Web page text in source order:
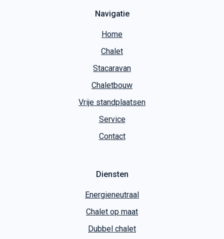
Navigatie
Home
Chalet
Stacaravan
Chaletbouw
Vrije standplaatsen
Service
Contact
Diensten
Energieneutraal
Chalet op maat
Dubbel chalet